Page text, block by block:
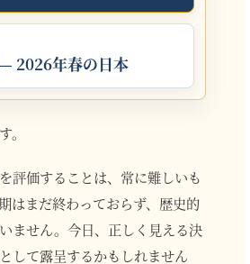
2026年春の日本
。
評価することは、常に難しいも
はまだ終わっておらず、歴史的
ません。今日、正しく見える決
して露呈するかもしれません